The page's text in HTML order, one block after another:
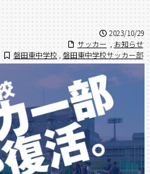
2023/10/29
サッカー
お知らせ
磐田東中学校 磐田東中学校サッカー部